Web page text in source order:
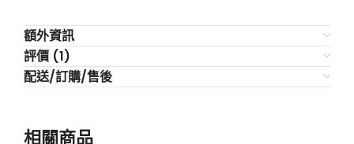
額外資訊
評價 (1)
配送/訂購/售後
相關商品